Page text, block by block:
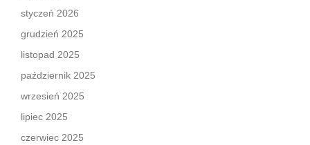
styczeń 2026
grudzień 2025
listopad 2025
październik 2025
wrzesień 2025
lipiec 2025
czerwiec 2025